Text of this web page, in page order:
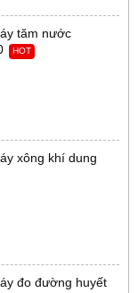
tăm nước
HOT
xông khí dung
đo đường huyết